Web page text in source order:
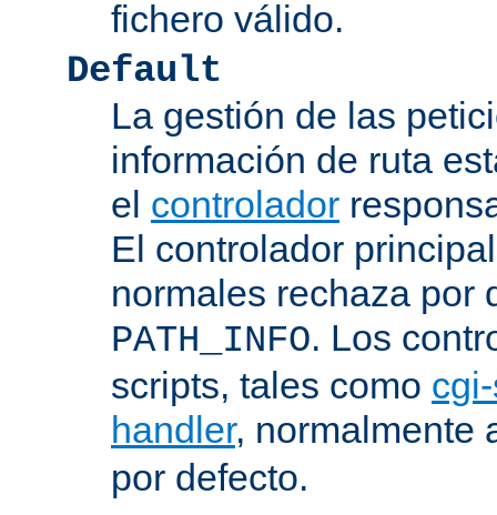
fichero válido.
Default
La gestión de las
información de ruta
el controlador
El controlador
normales rechaza por
PATH_INFO. Los
scripts, tales como
handler, normalmente
por defecto.